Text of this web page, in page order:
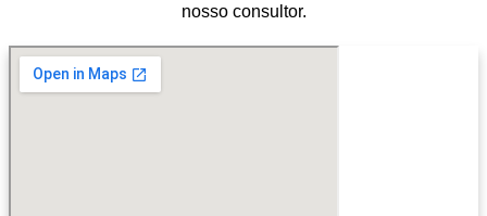
nosso consultor.